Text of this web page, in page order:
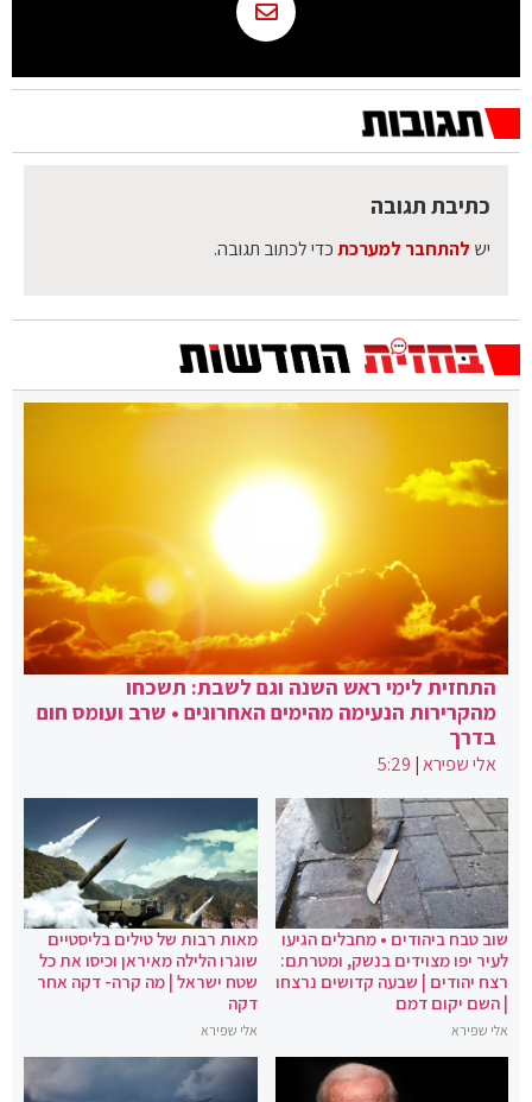
כתיבת תגובה
יש להתחבר למערכתכדי לכתוב תגובה.
התחזית לימי ראש השנה וגם לשבת: תשכחו
מהקרירות הנעימה מהימים האחרונים • שרב ועומס חום
בדרך
אלי שפירא|
5:29
שוב טבח ביהודים • מחבלים הגיעו
לעיר יפו מצוידים בנשק, ומטרתם:
רצח יהודים | שבעה קדושים נרצחו
| השם יקום דמם
אלי שפירא
מאות רבות של טילים בליסטיים
שוגרו הלילה מאיראן וכיסו את כל
שטח ישראל | מה קרה- דקה אחר
דקה
אלי שפירא